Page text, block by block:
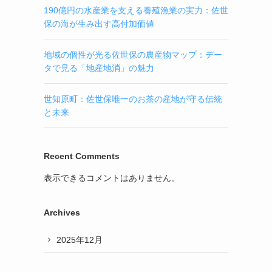
190億円の水産業を支える養殖漁業の実力：佐世
保の海が生み出す高付加価値
地域の個性が光る佐世保の農産物マップ：デー
タで見る「地産地消」の魅力
世知原町：佐世保唯一のお茶の産地が守る伝統
と未来
Recent Comments
表示できるコメントはありません。
Archives
2025年12月